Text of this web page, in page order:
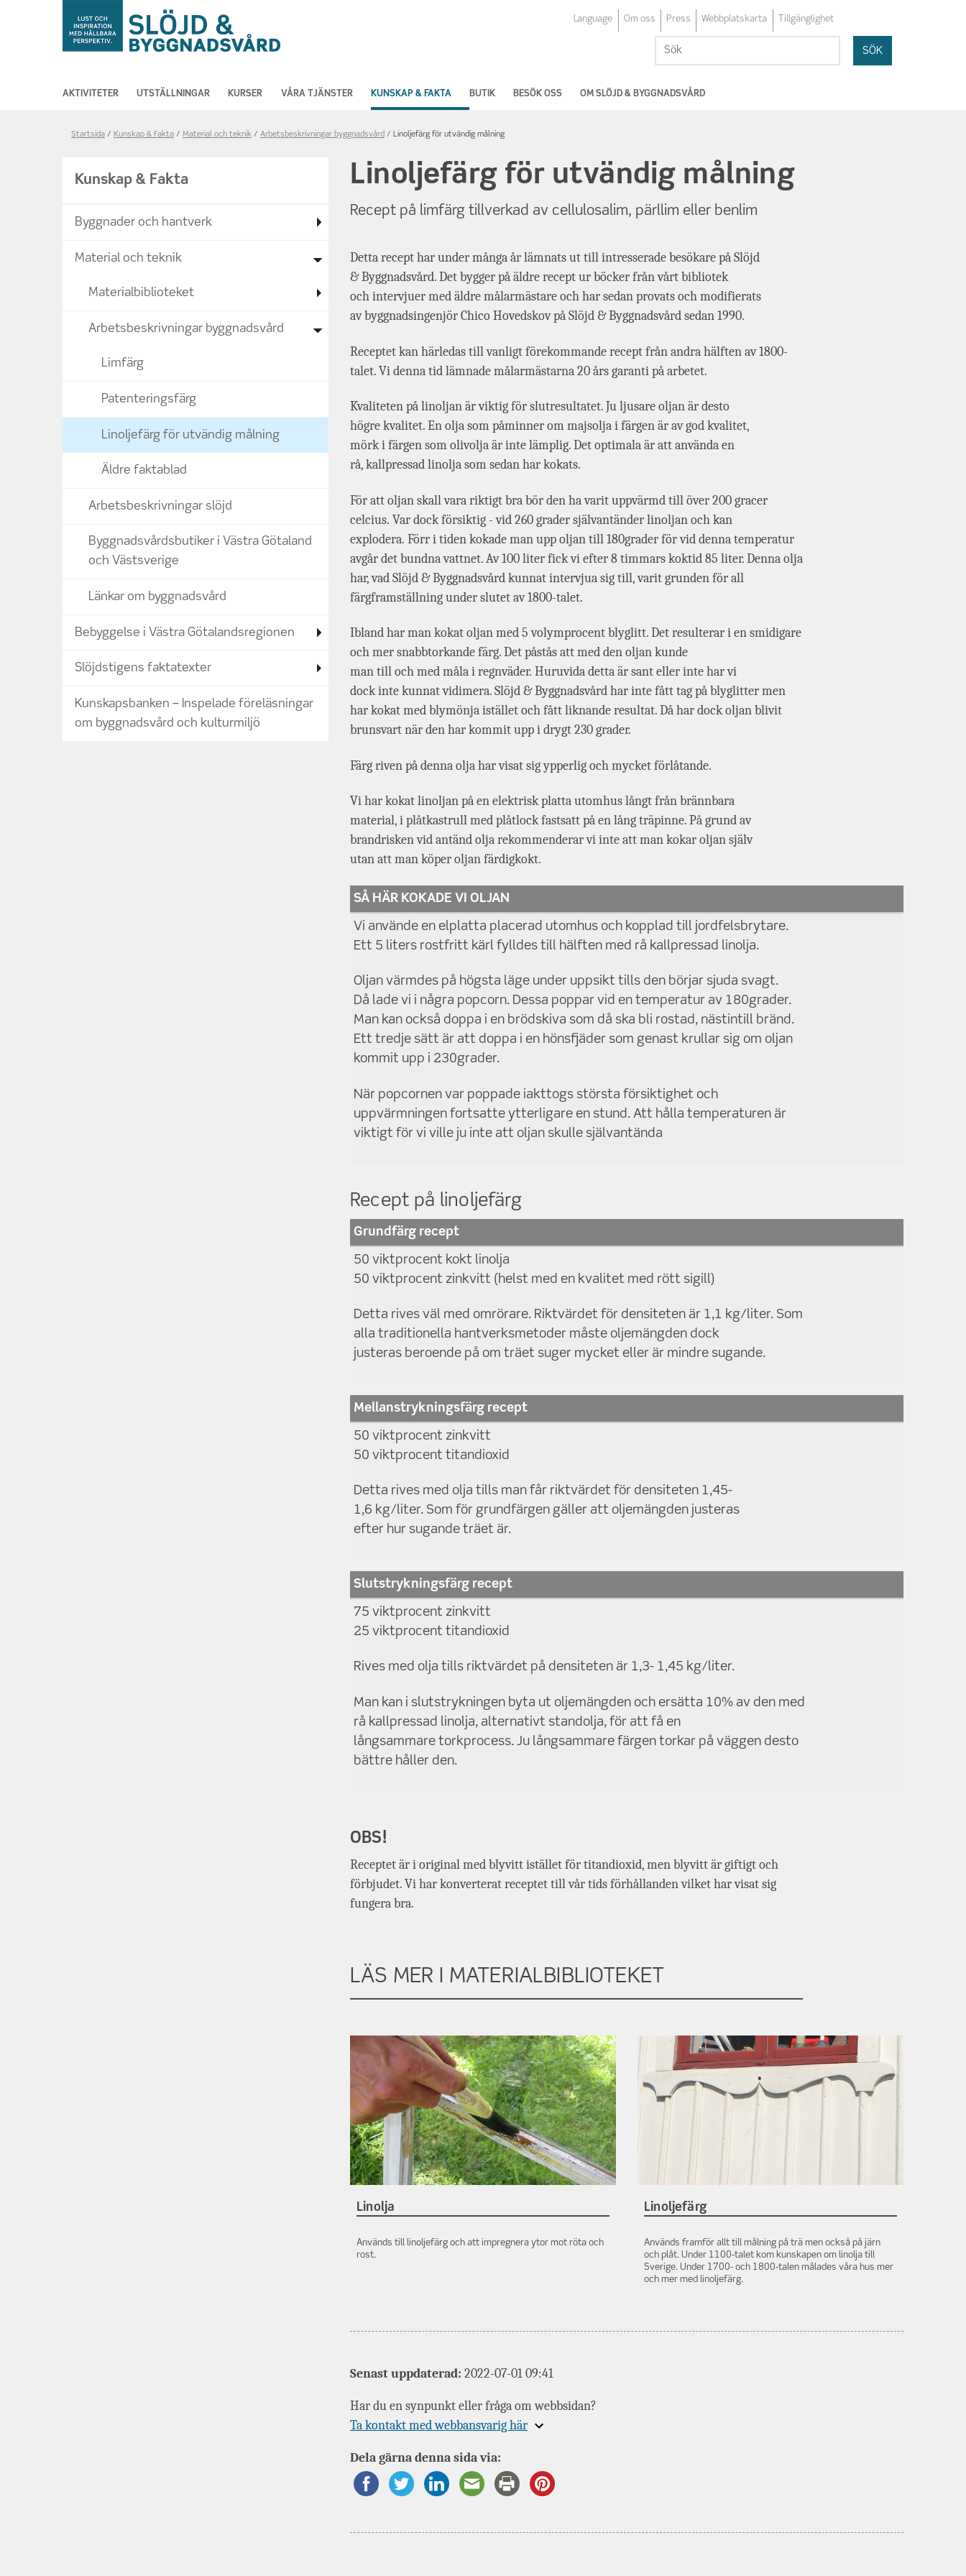
Language Om oss Press Webbplatskarta Tillgänglighet
Sök
Sök
AKTIVITETER UTSTÄLLNINGAR KURSER VÅRA TJÄNSTER KUNSKAP & FAKTA BUTIK BESÖK OSS OM SLÖJD & BYGGNADSVÅRD
Länkstig,
är
Linoljefärg
målning
Startsida Kunskap & Fakta Material och teknik Arbetsbeskrivningar byggnadsvård Linoljefärg för utvändig målning
Kunskap & Fakta
Byggnader och hantverk
Material och teknik
Materialbiblioteket
Arbetsbeskrivningar byggnadsvård
Limfärg
Patenteringsfärg
Linoljefärg för utvändig målning
Äldre faktablad
Arbetsbeskrivningar slöjd
Byggnadsvårdsbutiker i Västra Götaland
och Västsverige
Länkar om byggnadsvård
Bebyggelse i Västra Götalandsregionen
Slöjdstigens faktatexter
Kunskapsbanken – Inspelade föreläsningar
om byggnadsvård och kulturmiljö
Linoljefärg för utvändig målning
Recept på limfärg tillverkad av cellulosalim, pärllim eller benlim
Detta recept har under många år lämnats ut till intresserade besökare på Slöjd
& Byggnadsvård. Det bygger på äldre recept ur böcker från vårt bibliotek
och intervjuer med äldre målarmästare och har sedan provats och modifierats
av byggnadsingenjör Chico Hovedskov på Slöjd & Byggnadsvård sedan 1990.
Receptet kan härledas till vanligt förekommande recept från andra hälften av 1800-
talet. Vi denna tid lämnade målarmästarna 20 års garanti på arbetet.
Kvaliteten på linoljan är viktig för slutresultatet. Ju ljusare oljan är desto
högre kvalitet. En olja som påminner om majsolja i färgen är av god kvalitet,
mörk i färgen som olivolja är inte lämplig. Det optimala är att använda en
rå, kallpressad linolja som sedan har kokats.
För att oljan skall vara riktigt bra bör den ha varit uppvärmd till över 200 gracer
celcius. Var dock försiktig - vid 260 grader självantänder linoljan och kan
explodera. Förr i tiden kokade man upp oljan till 180grader för vid denna temperatur
avgår det bundna vattnet. Av 100 liter fick vi efter 8 timmars koktid 85 liter. Denna olja
har, vad Slöjd & Byggnadsvård kunnat intervjua sig till, varit grunden för all
färgframställning under slutet av 1800-talet.
Ibland har man kokat oljan med 5 volymprocent blyglitt. Det resulterar i en smidigare
och mer snabbtorkande färg. Det påstås att med den oljan kunde
man till och med måla i regnväder. Huruvida detta är sant eller inte har vi
dock inte kunnat vidimera. Slöjd & Byggnadsvård har inte fått tag på blyglitter men
har kokat med blymönja istället och fått liknande resultat. Då har dock oljan blivit
brunsvart när den har kommit upp i drygt 230 grader.
Färg riven på denna olja har visat sig ypperlig och mycket förlåtande.
Vi har kokat linoljan på en elektrisk platta utomhus långt från brännbara
material, i plåtkastrull med plåtlock fastsatt på en lång träpinne. På grund av
brandrisken vid antänd olja rekommenderar vi inte att man kokar oljan själv
utan att man köper oljan färdigkokt.
SÅ HÄR KOKADE VI OLJAN
Vi använde en elplatta placerad utomhus och kopplad till jordfelsbrytare.
Ett 5 liters rostfritt kärl fylldes till hälften med rå kallpressad linolja.
Oljan värmdes på högsta läge under uppsikt tills den börjar sjuda svagt.
Då lade vi i några popcorn. Dessa poppar vid en temperatur av 180grader.
Man kan också doppa i en brödskiva som då ska bli rostad, nästintill bränd.
Ett tredje sätt är att doppa i en hönsfjäder som genast krullar sig om oljan
kommit upp i 230grader.
När popcornen var poppade iakttogs största försiktighet och
uppvärmningen fortsatte ytterligare en stund. Att hålla temperaturen är
viktigt för vi ville ju inte att oljan skulle självantända
Recept på linoljefärg
Grundfärg recept
50 viktprocent kokt linolja
50 viktprocent zinkvitt (helst med en kvalitet med rött sigill)
Detta rives väl med omrörare. Riktvärdet för densiteten är 1,1 kg/liter. Som
alla traditionella hantverksmetoder måste oljemängden dock
justeras beroende på om träet suger mycket eller är mindre sugande.
Mellanstrykningsfärg recept
50 viktprocent zinkvitt
50 viktprocent titandioxid
Detta rives med olja tills man får riktvärdet för densiteten 1,45-
1,6 kg/liter. Som för grundfärgen gäller att oljemängden justeras
efter hur sugande träet är.
Slutstrykningsfärg recept
75 viktprocent zinkvitt
25 viktprocent titandioxid
Rives med olja tills riktvärdet på densiteten är 1,3- 1,45 kg/liter.
Man kan i slutstrykningen byta ut oljemängden och ersätta 10% av den med
rå kallpressad linolja, alternativt standolja, för att få en
långsammare torkprocess. Ju långsammare färgen torkar på väggen desto
bättre håller den.
OBS!
Receptet är i original med blyvitt istället för titandioxid, men blyvitt är giftigt och
förbjudet. Vi har konverterat receptet till vår tids förhållanden vilket har visat sig
fungera bra.
LÄS MER I MATERIALBIBLIOTEKET
Linolja
Används till linoljefärg och att impregnera ytor mot röta och
rost.
Linoljefärg
Används framför allt till målning på trä men också på järn
och plåt. Under 1100-talet kom kunskapen om linolja till
Sverige. Under 1700- och 1800-talen målades våra hus mer
och mer med linoljefärg.
Senast uppdaterad: 2022-07-01 09:41
Har du en synpunkt eller fråga om webbsidan?
Expandera
om
Ta kontakt med webbansvarig här
Dela gärna denna sida via: